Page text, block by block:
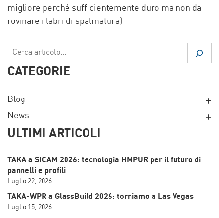
migliore perché sufficientemente duro ma non da
rovinare i labri di spalmatura)
CATEGORIE
Blog
News
ULTIMI ARTICOLI
TAKA a SICAM 2026: tecnologia HMPUR per il futuro di
pannelli e profili
Luglio 22, 2026
TAKA-WPR a GlassBuild 2026: torniamo a Las Vegas
Luglio 15, 2026